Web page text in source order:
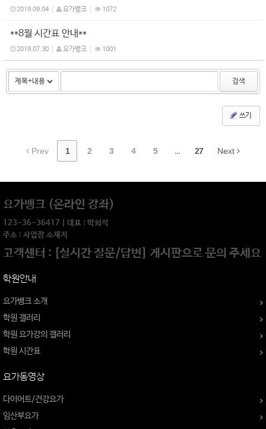
2019.09.04 요가뱅크 1072
**8월 시간표 안내**
2019.07.30 요가뱅크 1001
검색
쓰기
Prev 1 2 3 4 5 ... 27 Next
요가뱅크 (온라인 강좌)
123-36-36417 | 대표 : 박희석
주소 : 사업장 소재지
고객센터 : [실시간 질문/답변] 게시판으로 문의 주세요
학원안내
요가뱅크 소개
학원 갤러리
학원 요가강의 갤러리
학원 시간표
요가동영상
다이어트/건강요가
임산부요가